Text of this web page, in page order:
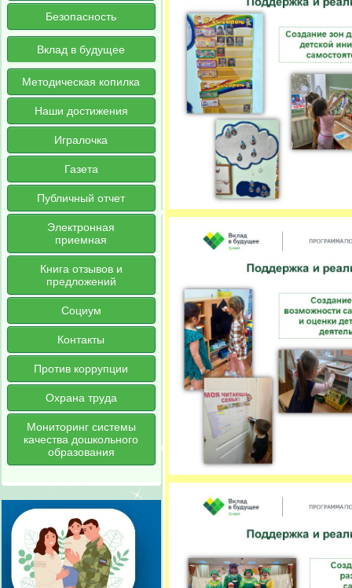
Безопасность
Вклад в будущее
Методическая копилка
Наши достижения
Игралочка
Газета
Публичный отчет
Электронная
приемная
Книга отзывов и
предложений
Социум
Контакты
Против коррупции
Охрана труда
Мониторинг системы
качества дошкольного
образования